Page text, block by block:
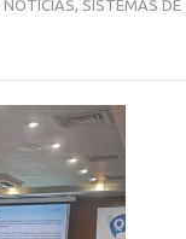
NOTICIAS, SISTEMAS DE